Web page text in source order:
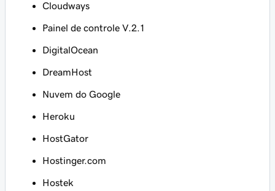
Cloudways
Painel de controle V.2.1
DigitalOcean
DreamHost
Nuvem do Google
Heroku
HostGator
Hostinger.com
Hostek